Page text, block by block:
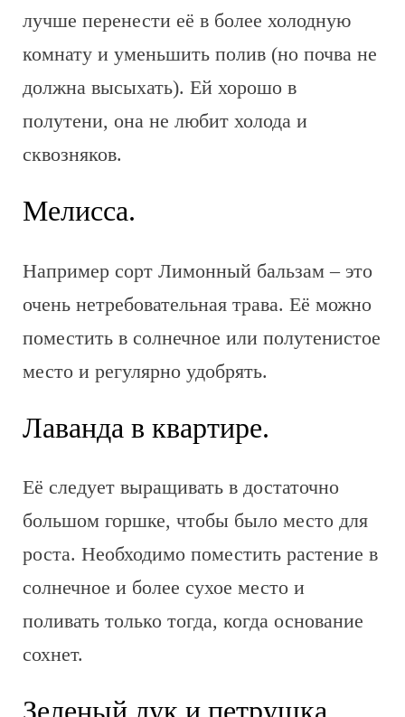
лучше перенести её в более холодную
комнату и уменьшить полив (но почва не
должна высыхать). Ей хорошо в
полутени, она не любит холода и
сквозняков.
Мелисса.
Например сорт Лимонный бальзам – это
очень нетребовательная трава. Её можно
поместить в солнечное или полутенистое
место и регулярно удобрять.
Лаванда в квартире.
Её следует выращивать в достаточно
большом горшке, чтобы было место для
роста. Необходимо поместить растение в
солнечное и более сухое место и
поливать только тогда, когда основание
сохнет.